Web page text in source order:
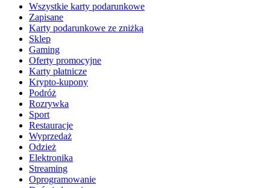
Wszystkie karty podarunkowe
Zapisane
Karty podarunkowe ze zniżką
Sklep
Gaming
Oferty promocyjne
Karty płatnicze
Krypto-kupony
Podróż
Rozrywka
Sport
Restauracje
Wyprzedaż
Odzież
Elektronika
Streaming
Oprogramowanie